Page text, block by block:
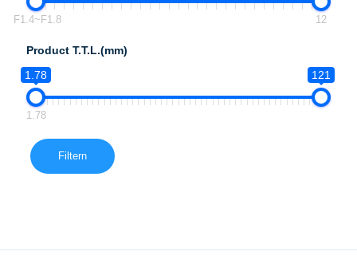
F1.4~F1.8 12
Product T.T.L.(mm)
1.78
121
1.78
Filtern